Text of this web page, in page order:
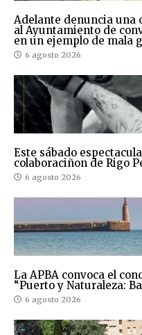
Adelante denuncia una
al Ayuntamiento de
en un ejemplo de mala
6 agosto 2026
Este sábado
colaboraciñon de Rigo
6 agosto 2026
La APBA convoca el
“Puerto y Naturaleza:
6 agosto 2026